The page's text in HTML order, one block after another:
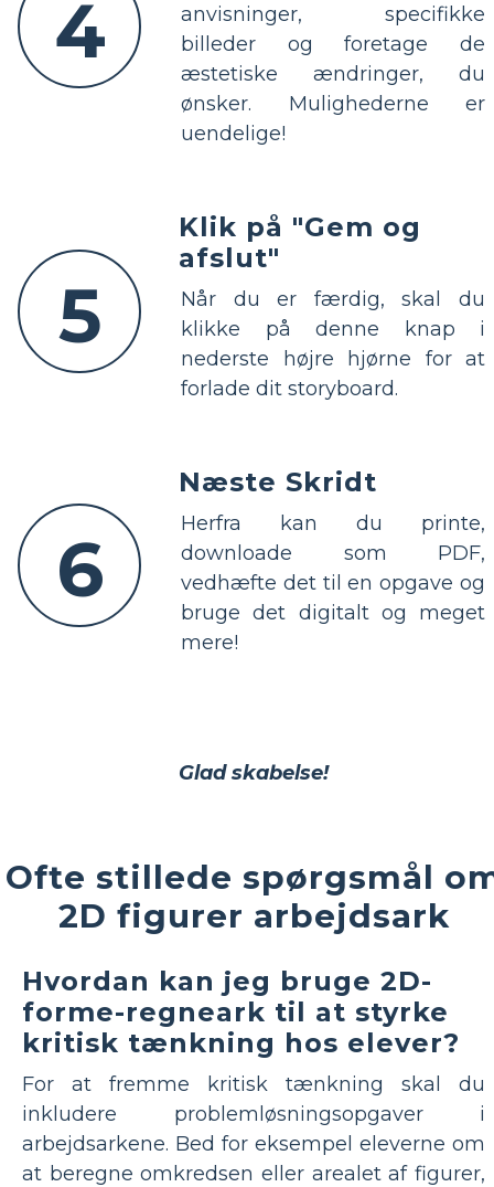
4
anvisninger, specifikke
billeder og foretage de
æstetiske ændringer, du
ønsker. Mulighederne er
uendelige!
5
Klik på "Gem og
afslut"
Når du er færdig, skal du
klikke på denne knap i
nederste højre hjørne for at
forlade dit storyboard.
6
Næste Skridt
Herfra kan du printe,
downloade som PDF,
vedhæfte det til en opgave og
bruge det digitalt og meget
mere!
Glad skabelse!
Ofte stillede spørgsmål
2D figurer arbejdsark
Hvordan kan jeg bruge 2D-
forme-regneark til at styrke
kritisk tænkning hos elever?
For at fremme kritisk tænkning skal du
inkludere problemløsningsopgaver i
arbejdsarkene. Bed for eksempel eleverne om
at beregne omkredsen eller arealet af figurer,